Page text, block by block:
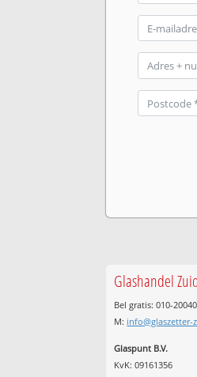
Glashandel
Bel gratis: 010-
M:
Glaspunt B.V.
KvK: 09161356